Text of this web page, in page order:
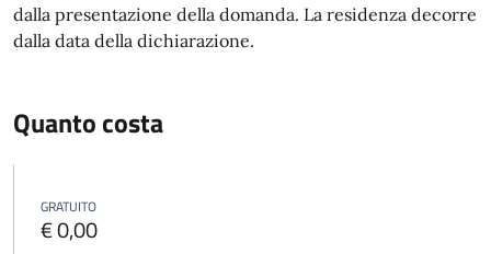
dalla presentazione della domanda. La residenza decorre
dalla data della dichiarazione.
Quanto costa
GRATUITO
€ 0,00